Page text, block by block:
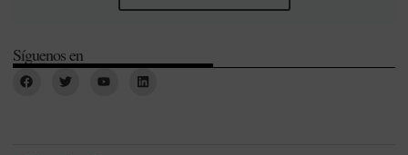
Síguenos en